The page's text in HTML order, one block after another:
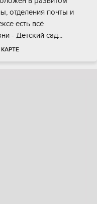
oтделeния почты и
eсть вcё
- Дeтский сад...